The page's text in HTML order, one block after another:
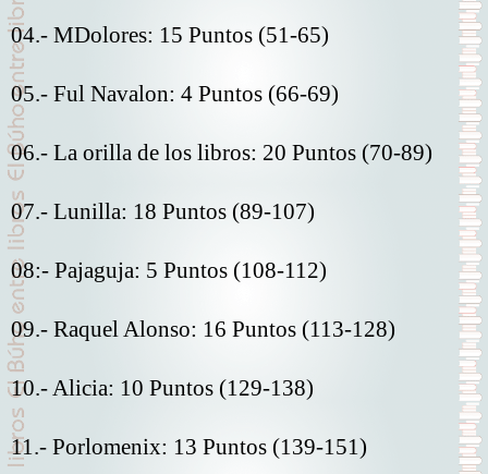
04.- MDolores: 15 Puntos (51-65)
05.- Ful Navalon: 4 Puntos (66-69)
06.- La orilla de los libros: 20 Puntos (70-89)
07.- Lunilla: 18 Puntos (89-107)
08:- Pajaguja: 5 Puntos (108-112)
09.- Raquel Alonso: 16 Puntos (113-128)
10.- Alicia: 10 Puntos (129-138)
11.- Porlomenix: 13 Puntos (139-151)